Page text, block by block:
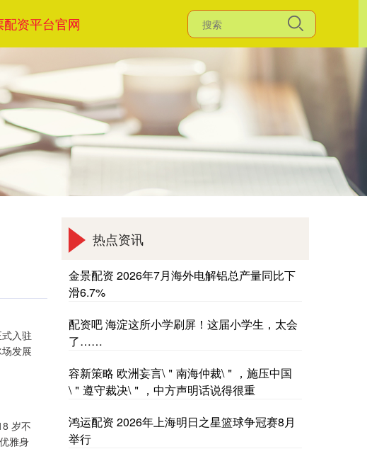
资平台官网
入驻
发展
岁不
雅身
热点资讯
金景配资 2026年7月海外电解铝总产量同比下
滑6.7%
配资吧 海淀这所小学刷屏！这届小学生，太会
了……
容新策略 欧洲妄言\＂南海仲裁\＂，施压中国
\＂遵守裁决\＂，中方声明话说得很重
鸿运配资 2026年上海明日之星篮球争冠赛8月
举行